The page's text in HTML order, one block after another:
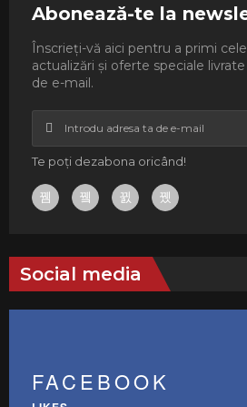
Abonează-te la
Înscrieți-vă aici pentru a primi
actualizări și oferte speciale
de e-mail.
Te poți dezabona oricând!
Social media
FACEBOOK